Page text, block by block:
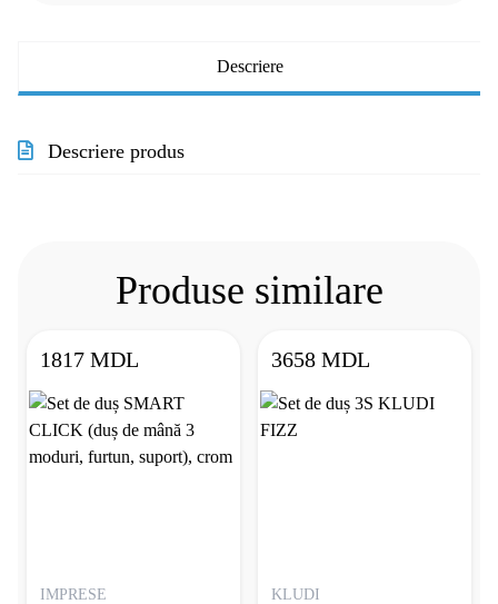
Descriere
Descriere produs
Produse similare
1817 MDL
IMPRESE
3658 MDL
KLUDI